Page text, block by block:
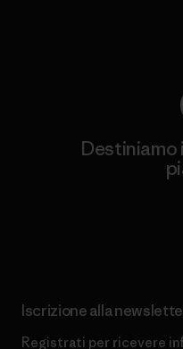
Iscrizione alla
Registrati per ricevere